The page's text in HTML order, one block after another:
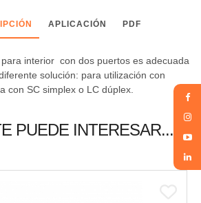
APLICACIÓN PDF
interior con dos puertos es adecuada
solución: para utilización con
con SC simplex o LC dúplex.
PUEDE INTERESAR...